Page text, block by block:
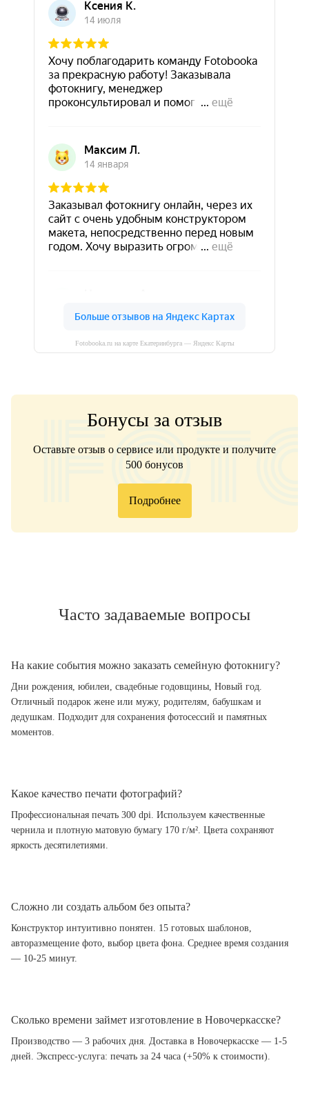
Fotobooka.ru на карте Екатеринбурга — Яндекс Карты
Бонусы за отзыв
Оставьте отзыв о сервисе или продукте и получите
500 бонусов
Подробнее
Часто задаваемые вопросы
На какие события можно заказать семейную фотокнигу?
Дни рождения, юбилеи, свадебные годовщины, Новый год.
Отличный подарок жене или мужу, родителям, бабушкам и
дедушкам. Подходит для сохранения фотосессий и памятных
моментов.
Какое качество печати фотографий?
Профессиональная печать 300 dpi. Используем качественные
чернила и плотную матовую бумагу 170 г/м². Цвета сохраняют
яркость десятилетиями.
Сложно ли создать альбом без опыта?
Конструктор интуитивно понятен. 15 готовых шаблонов,
авторазмещение фото, выбор цвета фона. Среднее время создания
— 10-25 минут.
Сколько времени займет изготовление в Новочеркасске?
Производство — 3 рабочих дня. Доставка в Новочеркасске — 1-5
дней. Экспресс-услуга: печать за 24 часа (+50% к стоимости).